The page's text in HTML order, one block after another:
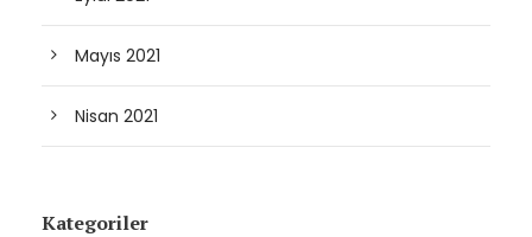
Mayıs 2021
Nisan 2021
Kategoriler